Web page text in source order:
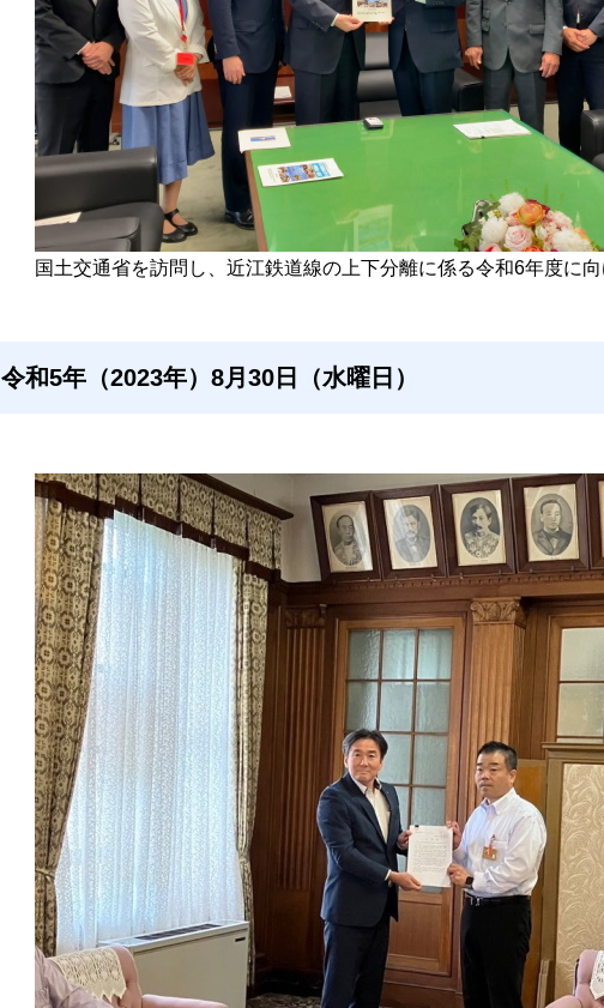
国土交通省を訪問し、近江鉄道線の上下分離に係る令和6年度に向
令和5年（2023年）8月30日（水曜日）